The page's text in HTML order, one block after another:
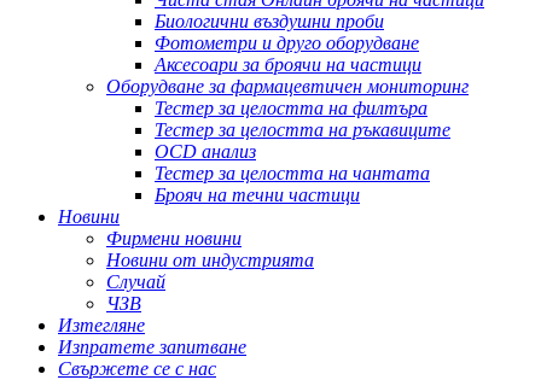
Биологични въздушни проби
Фотометри и друго оборудване
Аксесоари за броячи на частици
Оборудване за фармацевтичен мониторинг
Тестер за целостта на филтъра
Тестер за целостта на ръкавиците
OCD анализ
Тестер за целостта на чантата
Брояч на течни частици
Новини
Фирмени новини
Новини от индустрията
Случай
ЧЗВ
Изтегляне
Изпратете запитване
Свържете се с нас